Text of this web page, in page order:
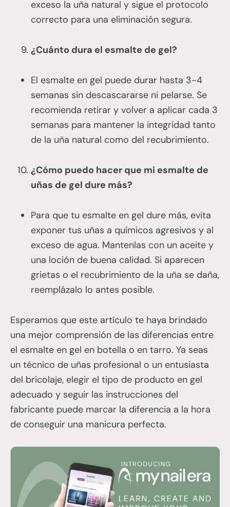
exceso la uña natural y sigue el protocolo
correcto para una eliminación segura.
¿Cuánto dura el esmalte de gel?
El esmalte en gel puede durar hasta 3-4
semanas sin descascararse ni pelarse. Se
recomienda retirar y volver a aplicar cada 3
semanas para mantener la integridad tanto
de la uña natural como del recubrimiento.
¿Cómo puedo hacer que mi esmalte de
uñas de gel dure más?
Para que tu esmalte en gel dure más, evita
exponer tus uñas a químicos agresivos y al
exceso de agua. Mantenlas con un aceite y
una loción de buena calidad. Si aparecen
grietas o el recubrimiento de la uña se daña,
reemplázalo lo antes posible.
Esperamos que este artículo te haya brindado
una mejor comprensión de las diferencias entre
el esmalte en gel en botella o en tarro. Ya seas
un técnico de uñas profesional o un entusiasta
del bricolaje, elegir el tipo de producto en gel
adecuado y seguir las instrucciones del
fabricante puede marcar la diferencia a la hora
de conseguir una manicura perfecta.